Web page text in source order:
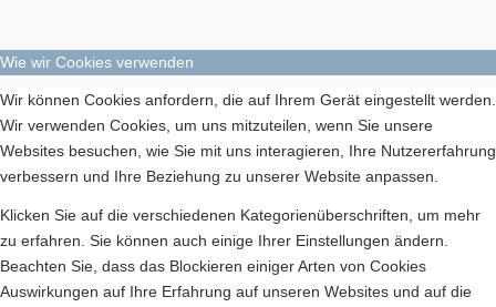
Berichte
Bilder BSA
Wie wir Cookies verwenden
Wir können Cookies anfordern, die auf Ihrem Gerät eingestellt werden.
Wir verwenden Cookies, um uns mitzuteilen, wenn Sie unsere
Websites besuchen, wie Sie mit uns interagieren, Ihre Nutzererfahrung
verbessern und Ihre Beziehung zu unserer Website anpassen.
Klicken Sie auf die verschiedenen Kategorienüberschriften, um mehr
zu erfahren. Sie können auch einige Ihrer Einstellungen ändern.
Beachten Sie, dass das Blockieren einiger Arten von Cookies
Auswirkungen auf Ihre Erfahrung auf unseren Websites und auf die